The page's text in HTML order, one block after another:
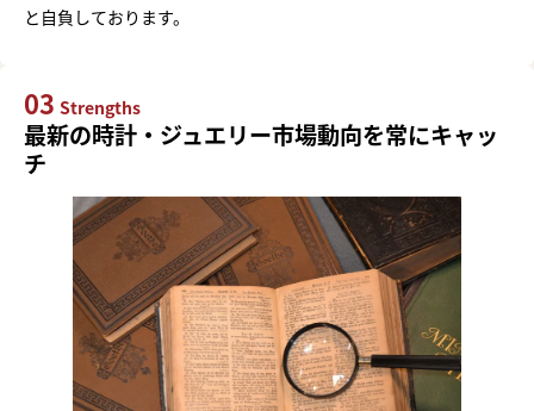
と自負しております。
03 Strengths
最新の時計・ジュエリー市場動向を常にキャッ
チ